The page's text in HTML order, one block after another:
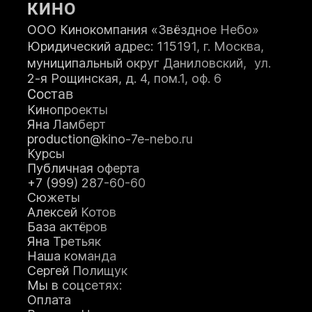
ЗАПИСАТЬСЯ НА КУРС
Я принимаюПоложениеи даю
данных.
Я соглашаюсь с условиями
КИНО
ООО Кинокомпания «Звёздное Небо»
Юридический адрес: 115191, г. Москва,
муниципальный округ Даниловский, ул.
2-я Рощинская, д. 4, пом.1, оф. 6
Состав
Кинопроекты
Яна Ламберт
production@kino-7e-nebo.ru
Курсы
Публичная оферта
+7 (999) 287-60-60
Сюжеты
Алексей Котов
База актёров
Яна Третьяк
Наша команда
Сергей Полищук
Мы в соцсетях:
Оплата